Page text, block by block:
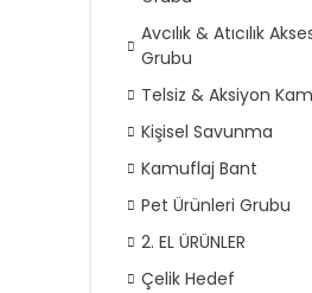
Avcılık & Atıcılık
Grubu
Telsiz & Aksiyon
Kişisel Savunma
Kamuflaj Bant
Pet Ürünleri Grubu
2. EL ÜRÜNLER
Çelik Hedef